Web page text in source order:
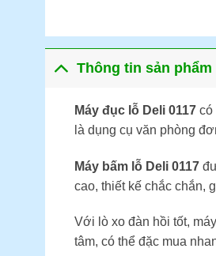
Thông tin sản phẩm
Máy đục lỗ Deli 0117có
là dụng cụ văn phòng
Máy bấm lỗ Deli 0117
cao, thiết kế chắc chắn,
Với lò xo đàn hồi tốt,
tâm, có thể đặc mua